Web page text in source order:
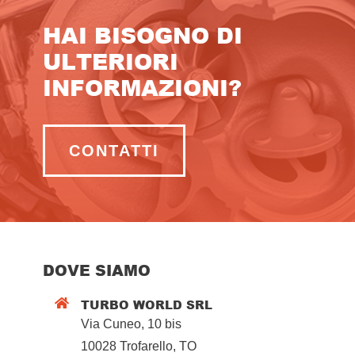
HAI BISOGNO DI
ULTERIORI
INFORMAZIONI?
CONTATTI
DOVE SIAMO
 TURBO WORLD SRL
Via Cuneo, 10 bis
10028 Trofarello, TO